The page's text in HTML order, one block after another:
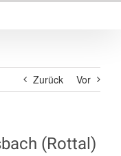
Zurück Vor
(Rottal)